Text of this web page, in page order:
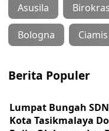
Asusila
Bologna Ciamis
Berita Populer
Lumpat Bungah
Kota Tasikmalaya